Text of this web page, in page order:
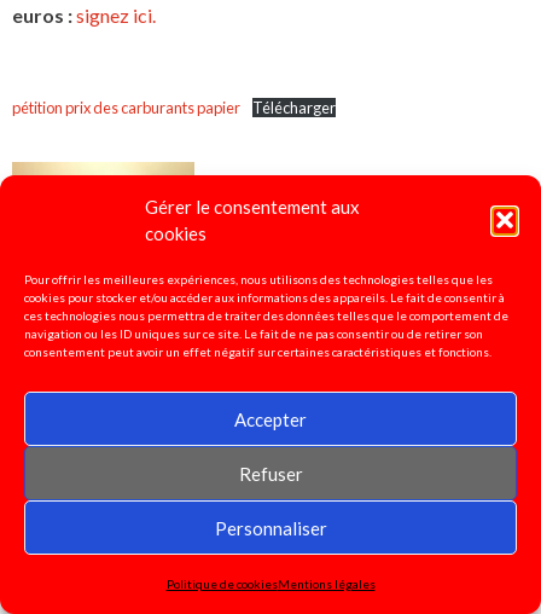
Gérer le consentement aux
cookies
Pour offrir les meilleures expériences, nous utilisons des technologies telles que les
cookies pour stocker et/ou accéder aux informations des appareils. Le fait de consentir à
ces technologies nous permettra de traiter des données telles que le comportement de
navigation ou les ID uniques sur ce site. Le fait de ne pas consentir ou de retirer son
consentement peut avoir un effet négatif sur certaines caractéristiques et fonctions.
Accepter
Refuser
Personnaliser
Politique de cookiesMentions légales
euros :signez ici.
pétition prix des carburants papier Télécharger
Pétition pour l'abandon des PAS et la création de postes